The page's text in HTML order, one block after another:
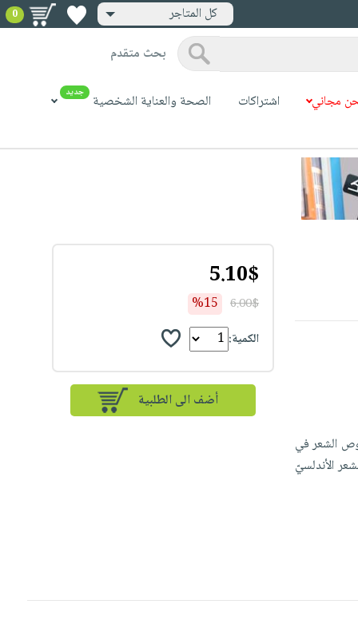
كل المتاجر 0
بحث متقدم
مجاني اشتراكات الصحة والعناية الشخصية جديد
الشعر في
الأندلسيّ
5.10$
6.00$
%15
الكمية:
أضف الى الطلبية